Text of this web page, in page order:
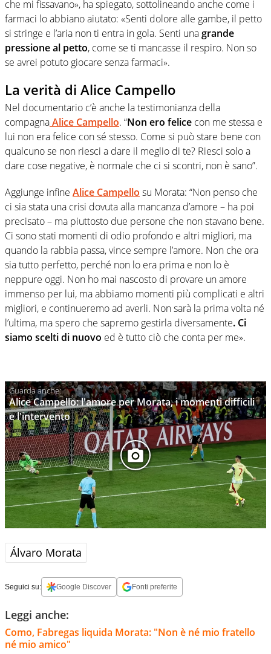
che mi fissavano», ha spiegato, sottolineando anche come i
farmaci lo abbiano aiutato: «Senti dolore alle gambe, il petto
si stringe e l’aria non ti entra in gola. Senti unagrande
pressione al petto, come se ti mancasse il respiro. Non so
se avrei potuto giocare senza farmaci».
La verità di Alice Campello
Nel documentario c’è anche la testimonianza della
compagnaAlice Campello. “Non ero felice con me stessa e
lui non era felice con sé stesso. Come si può stare bene con
qualcuno se non riesci a dare il meglio di te? Riesci solo a
dare cose negative, è normale che ci si scontri, non è sano”.
Aggiunge infine Alice Campello su Morata: “Non penso che
ci sia stata una crisi dovuta alla mancanza d’amore – ha poi
precisato – ma piuttosto due persone che non stavano bene.
Ci sono stati momenti di odio profondo e altri migliori, ma
quando la rabbia passa, vince sempre l’amore. Non che ora
sia tutto perfetto, perché non lo era prima e non lo è
neppure oggi. Non ho mai nascosto di provare un amore
immenso per lui, ma abbiamo momenti più complicati e altri
migliori, e continueremo ad averli. Non sarà la prima volta né
l’ultima, ma spero che sapremo gestirla diversamente. Ci
siamo scelti di nuovo ed è tutto ciò che conta per me».
Alice Campello: l'amore per Morata, i momenti difficili
e l'intervento
Álvaro Morata
Seguici su: Google Discover Fonti preferite
Leggi anche:
Como, Fabregas liquida Morata: "Non è né mio fratello
né mio amico"